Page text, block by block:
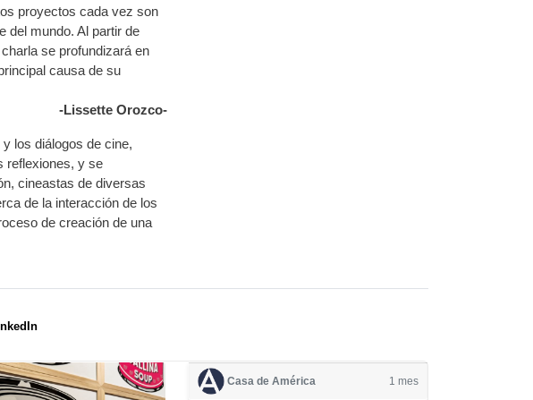
proyectos cada vez son
del mundo. Al partir de
se profundizará en
causa de su
-Lissette Orozco-
los diálogos de cine,
reflexiones, y se
cineastas de diversas
de la interacción de los
de creación de una
Casa de América 1 mes